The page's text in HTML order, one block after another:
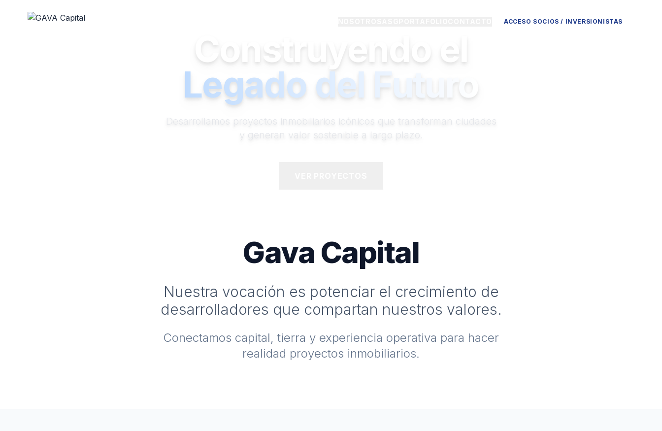
ACCESO SOCIOS / INVERSIONISTAS
Construyendo el
Legado del Futuro
Desarrollamos proyectos inmobiliarios icónicos que transforman ciudades
y generan valor sostenible a largo plazo.
Gava Capital
Nuestra vocación es potenciar el crecimiento de
desarrolladores que compartan nuestros valores.
Conectamos capital, tierra y experiencia operativa para hacer
realidad proyectos inmobiliarios.